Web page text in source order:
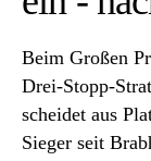
Beim Großen
Drei-Stopp-
scheidet aus
Sieger seit